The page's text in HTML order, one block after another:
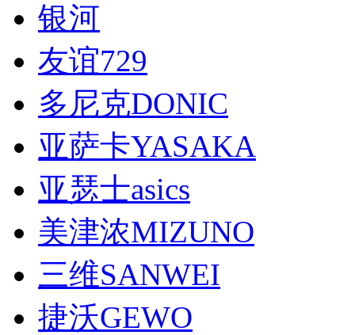
银河
友谊729
多尼克DONIC
亚萨卡YASAKA
亚瑟士asics
美津浓MIZUNO
三维SANWEI
捷沃GEWO